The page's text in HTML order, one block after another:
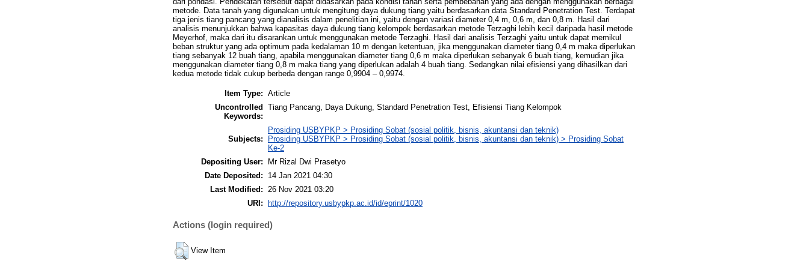
metode. Data tanah yang digunakan untuk mengitung daya dukung tiang yaitu berdasarkan data Standard Penetration Test. Terdapat
tiga jenis tiang pancang yang dianalisis dalam penelitian ini, yaitu dengan variasi diameter 0,4 m, 0,6 m, dan 0,8 m. Hasil dari
analisis menunjukkan bahwa kapasitas daya dukung tiang kelompok berdasarkan metode Terzaghi lebih kecil daripada hasil metode
Meyerhof, maka dari itu disarankan untuk menggunakan metode Terzaghi. Hasil dari analisis Terzaghi yaitu untuk dapat memikul
beban struktur yang ada optimum pada kedalaman 10 m dengan ketentuan, jika menggunakan diameter tiang 0,4 m maka diperlukan
tiang sebanyak 12 buah tiang, apabila menggunakan diameter tiang 0,6 m maka diperlukan sebanyak 6 buah tiang, kemudian jika
menggunakan diameter tiang 0,8 m maka tiang yang diperlukan adalah 4 buah tiang. Sedangkan nilai efisiensi yang dihasilkan dari
kedua metode tidak cukup berbeda dengan range 0,9904 – 0,9974.
Item Type: Article
Uncontrolled
Keywords:
Tiang Pancang, Daya Dukung, Standard Penetration Test, Efisiensi Tiang Kelompok
Subjects:
Prosiding USBYPKP > Prosiding Sobat (sosial politik, bisnis, akuntansi dan teknik)
Prosiding USBYPKP > Prosiding Sobat (sosial politik, bisnis, akuntansi dan teknik) > Prosiding Sobat
Ke-2
Depositing User:
Mr Rizal Dwi Prasetyo
Date Deposited:
14 Jan 2021 04:30
Last Modified:
26 Nov 2021 03:20
URI:
http://repository.usbypkp.ac.id/id/eprint/1020
Actions (login required)
View Item